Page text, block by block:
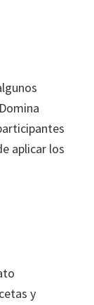
aplicar los
y